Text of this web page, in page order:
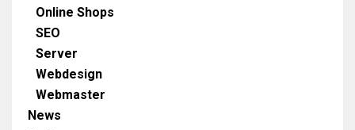
Online Shops
SEO
Server
Webdesign
Webmaster
News